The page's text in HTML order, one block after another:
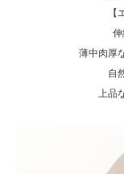
【
伸
薄中肉厚
自
上品